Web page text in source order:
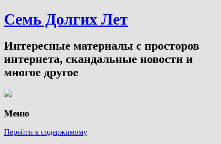
Семь Долгих Лет
Интересные материалы с просторов
интернета, скандальные новости и
многое другое
Меню
Перейти к содержимому